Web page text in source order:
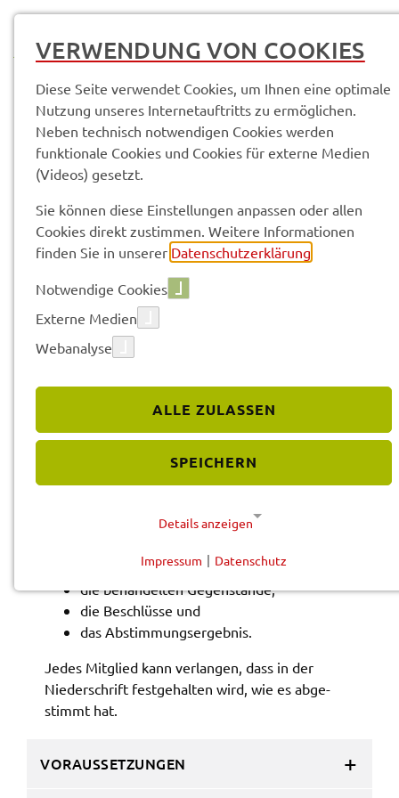
Service­leis­tun­gen & Infor­ma­tio­nen Kreis­tag; Sitzungs­nie­der­schrift
Vorle­sen
KREIS­TAG; SITZUNGS­NIE­DER­
SCHRIFT
schrif­ten anzu­fer­ti­gen.
BESCHREIBUNG
Sitzungs­nie­der­schrif­ten müssen mindes­tens
die anwe­sen­den Kreis­rä­te,
die behan­del­ten Gegen­stän­de,
die Beschlüs­se und
das Abstim­mungs­er­geb­nis.
Jedes Mitglied kann verlan­gen, dass in der
Nieder­schrift fest­ge­hal­ten wird, wie es abge­
stimmt hat.
VORAUSSETZUNGEN
VERWENDUNG VON COOKIES
Diese Seite verwendet Cookies, um Ihnen eine optimale
Nutzung unseres Internetauftritts zu ermöglichen.
Neben technisch notwendigen Cookies werden
funktionale Cookies und Cookies für externe Medien
(Videos) gesetzt.
Sie können diese Einstellungen anpassen oder allen
Cookies direkt zustimmen. Weitere Informationen
finden Sie in unserer Datenschutzerklärung
Notwendige Cookies
Externe Medien
Webanalyse
ALLE ZULASSEN
SPEICHERN
Details anzeigen
Diese Cookies werden für eine reibungslose
Funktion unserer Website benötigt.
Cookie für Datenschutzhinweise
Name:
cookie_consent
Landratsamt Schweinfurt
Impressum | Datenschutz